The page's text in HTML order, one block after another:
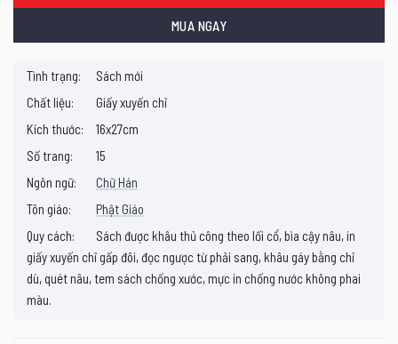
MUA NGAY
Tình trạng:
Sách mới
Chất liệu:
Giấy xuyến chỉ
Kích thước:
16x27cm
Số trang:
15
Ngôn ngữ:
Chữ Hán
Tôn giáo:
Phật Giáo
Quy cách:
Sách được khâu thủ công theo lối cổ, bìa cậy nâu, in
giấy xuyến chỉ gấp đôi, đọc ngược từ phải sang, khâu gáy bằng chỉ
dù, quét nâu, tem sách chống xước, mực in chống nước không phai
màu.